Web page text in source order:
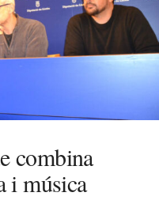
combina
i música